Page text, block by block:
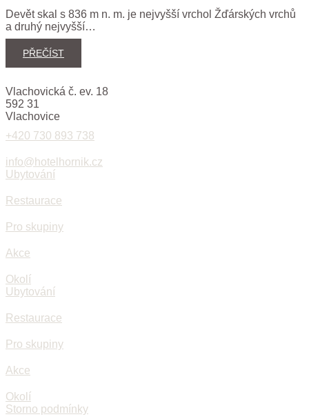
Devět skal s 836 m n. m. je nejvyšší vrchol Žďárských vrchů
a druhý nejvyšší…
PŘEČÍST
Vlachovická č. ev. 18
592 31
Vlachovice
+420 730 893 738
info@hotelhornik.cz
Ubytování
Restaurace
Pro skupiny
Akce
Okolí
Ubytování
Restaurace
Pro skupiny
Akce
Okolí
Storno podmínky